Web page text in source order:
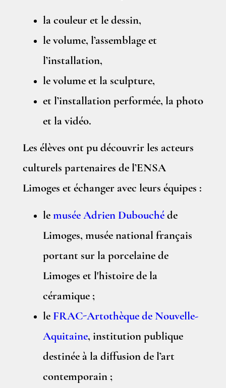
la couleur et le dessin,
le volume, l’assemblage et
l’installation,
le volume et la sculpture,
et l’installation performée, la photo
et la vidéo.
Les élèves ont pu découvrir les acteurs
culturels partenaires de l’ENSA
Limoges et échanger avec leurs équipes :
le musée Adrien Dubouchéde
Limoges, musée national français
portant sur la porcelaine de
Limoges et l'histoire de la
céramique ;
le FRAC-Artothèque de Nouvelle-
Aquitaine, institution publique
destinée à la diffusion de l’art
contemporain ;